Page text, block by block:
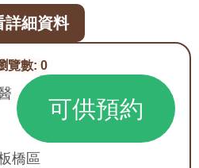
覽數: 0
可供預約
橋區
詳細資料